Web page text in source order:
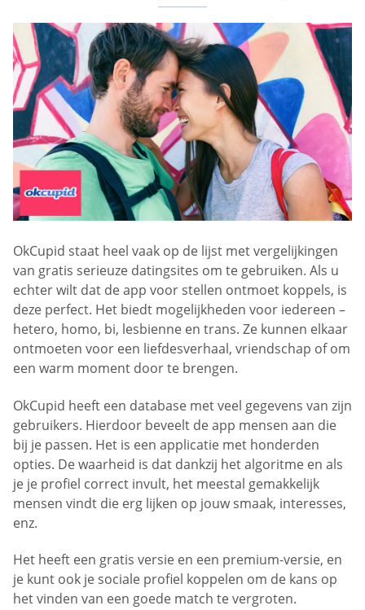
OkCupid staat heel vaak op de lijst met vergelijkingen
van gratis serieuze datingsites om te gebruiken. Als u
echter wilt dat de app voor stellen ontmoet koppels, is
deze perfect. Het biedt mogelijkheden voor iedereen –
hetero, homo, bi, lesbienne en trans. Ze kunnen elkaar
ontmoeten voor een liefdesverhaal, vriendschap of om
een warm moment door te brengen.
OkCupid heeft een database met veel gegevens van zijn
gebruikers. Hierdoor beveelt de app mensen aan die
bij je passen. Het is een applicatie met honderden
opties. De waarheid is dat dankzij het algoritme en als
je je profiel correct invult, het meestal gemakkelijk
mensen vindt die erg lijken op jouw smaak, interesses,
enz.
Het heeft een gratis versie en een premium-versie, en
je kunt ook je sociale profiel koppelen om de kans op
het vinden van een goede match te vergroten.